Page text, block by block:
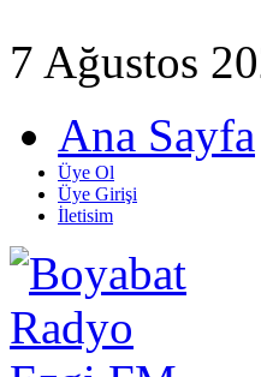
7 Ağustos
Ana Sayfa
Üye Ol
Üye Girişi
İletisim